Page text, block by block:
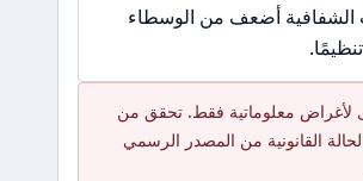
الشفافية أضعف من الوسطاء
لأغراض معلوماتية فقط. تحقق من
القانونية من المصدر الرسمي